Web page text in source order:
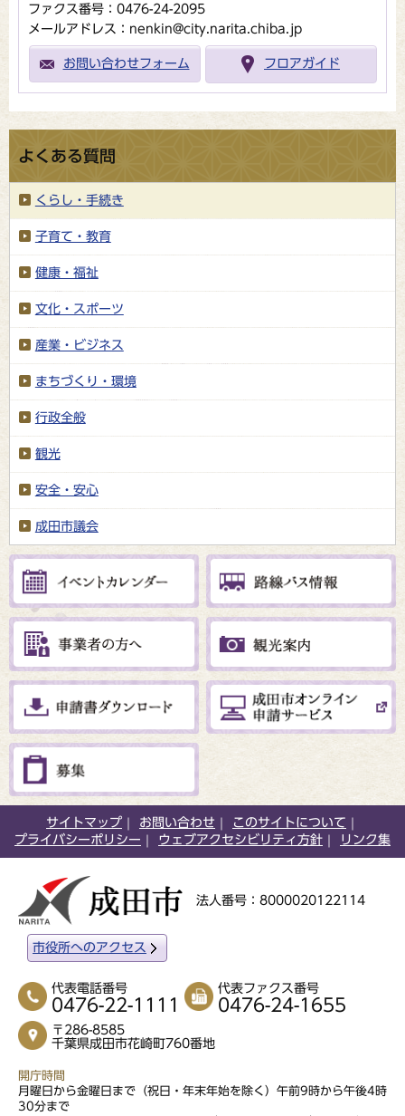
ファクス番号：0476-24-2095
メールアドレス：nenkin@city.narita.chiba.jp
お問い合わせフォーム フロアガイド
よくある質問
くらし・手続き
子育て・教育
健康・福祉
文化・スポーツ
産業・ビジネス
まちづくり・環境
行政全般
観光
安全・安心
成田市議会
サイトマップ お問い合わせ
このサイトについて
プライバシーポリシー
ウェブアクセシビリティ方針 リンク集
法人番号：8000020122114
市役所へのアクセス
代表電話番号
0476-22-1111
代表ファクス番号
0476-24-1655
〒286-8585
千葉県成田市花崎町760番地
開庁時間
月曜日から金曜日まで（祝日・年末年始を除く）午前9時から午後4時
30分まで